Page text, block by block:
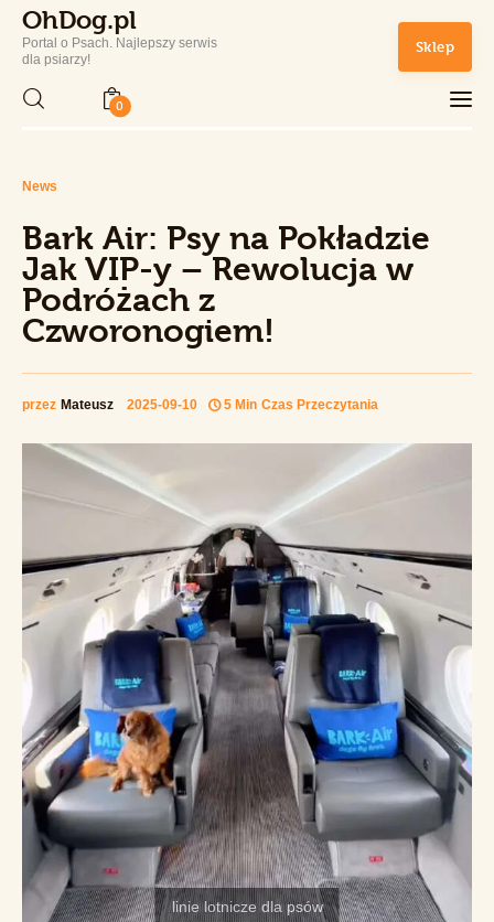
OhDog.pl
Portal o Psach. Najlepszy serwis
dla psiarzy!
Sklep
0
Portal o Psach. Najlepszy serwis dla psiarzy!
Home
Rasy Psów
Zdrowie i Pielęgnacja
Lifestyle
News
Bark Air: Psy na Pokładzie
Jak VIP-y – Rewolucja w
Podróżach z
Czworonogiem!
przez Mateusz 2025-09-10 5 Min Czas Przeczytania